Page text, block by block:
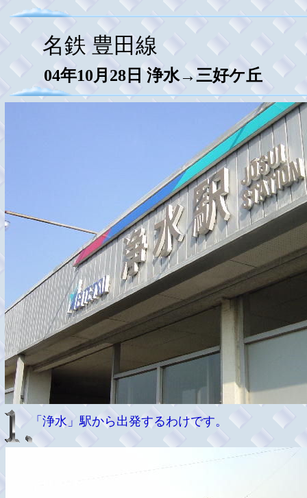
名鉄 豊田線
04年10月28日 浄水→三好ケ丘
「浄水」駅から出発するわけです。